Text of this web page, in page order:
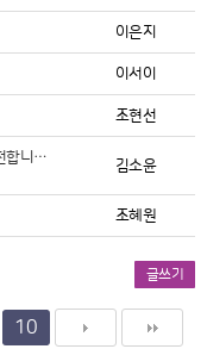
이은지
이서이
조현선
합니…
김소윤
조혜원
글쓰기
10